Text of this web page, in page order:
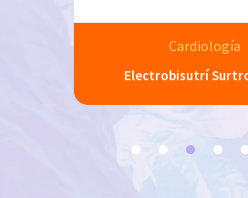
Cardiología
Electrobisutrí